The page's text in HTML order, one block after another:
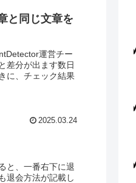
と同じ文章を
運営チー
差分が出ます数日
に、チェック結果
2025.03.24
と、一番右下に退
退会方法が記載し